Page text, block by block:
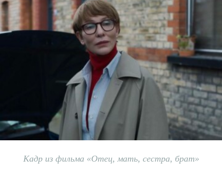
Кадр из фильма «Отец, мать, сестра, брат»